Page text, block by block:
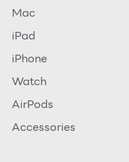
Mac
iPad
iPhone
Watch
AirPods
Accessories